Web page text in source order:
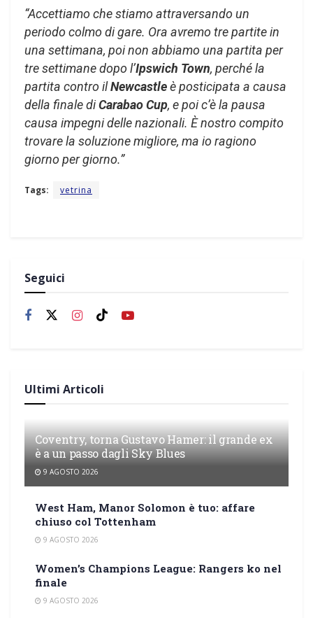
“Accettiamo che stiamo attraversando un
periodo colmo di gare. Ora avremo tre partite in
una settimana, poi non abbiamo una partita per
tre settimane dopo l’Ipswich Town, perché la
partita contro ilNewcastleè posticipata a causa
della finale diCarabao Cup, e poi c’è la pausa
causa impegni delle nazionali. È nostro compito
trovare la soluzione migliore, ma io ragiono
giorno per giorno.”
Tags: vetrina
Seguici
Ultimi Articoli
Coventry, torna Gustavo Hamer: il grande ex
è a un passo dagli Sky Blues
9 AGOSTO 2026
West Ham, Manor Solomon è tuo: affare
chiuso col Tottenham
9 AGOSTO 2026
Women’s Champions League: Rangers ko nel
finale
9 AGOSTO 2026